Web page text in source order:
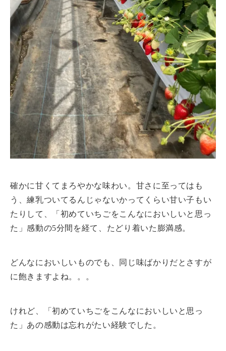
確かに甘くてまろやかな味わい。甘さに至ってはも
う、練乳ついてるんじゃないかってくらい甘い子もい
たりして、「初めていちごをこんなにおいしいと思っ
た」感動の5分間を経て、たどり着いた膨満感。
どんなにおいしいものでも、同じ味ばかりだとさすが
に飽きますよね。。。
けれど、「初めていちごをこんなにおいしいと思っ
た」あの感動は忘れがたい経験でした。